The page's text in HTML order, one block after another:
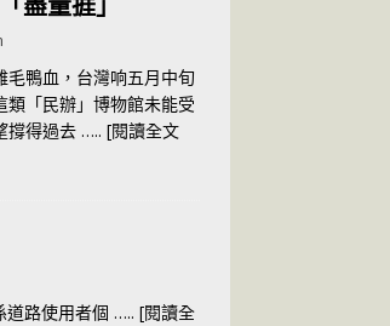
鴨血，台灣响五月中旬
「民辦」博物館未能受
撐得過去 ….. [閱讀全文
道路使用者個 ….. [閱讀全